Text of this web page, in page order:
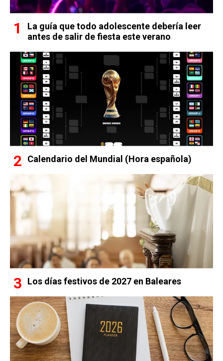
La guía que todo adolescente debería leer
antes de salir de fiesta este verano
Calendario del Mundial (Hora española)
Los días festivos de 2027 en Baleares